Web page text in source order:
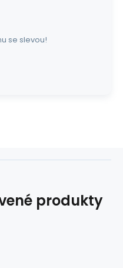
se slevou!
produkty